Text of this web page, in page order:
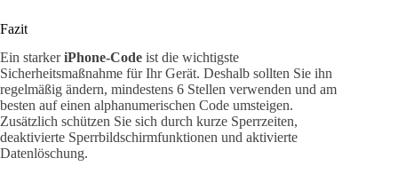
Fazit
Ein starkeriPhone-Code ist die wichtigste
Sicherheitsmaßnahme für Ihr Gerät. Deshalb sollten Sie ihn
regelmäßig ändern, mindestens 6 Stellen verwenden und am
besten auf einen alphanumerischen Code umsteigen.
Zusätzlich schützen Sie sich durch kurze Sperrzeiten,
deaktivierte Sperrbildschirmfunktionen und aktivierte
Datenlöschung.